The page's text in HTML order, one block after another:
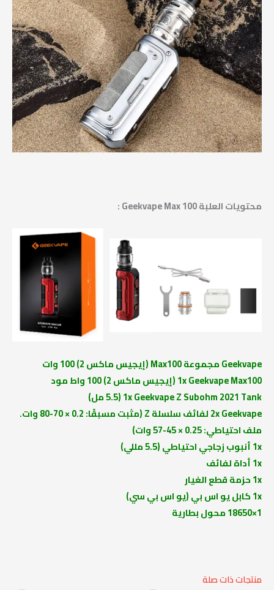
محتويات العلبة Geekvape Max 100 :
Geekvape مجموعة Max100 (إيجيس ماكس 2) 100 وات
1x Geekvape Max100 (إيجيس ماكس 2) 100 واط مود
1x Geekvape Z Subohm 2021 Tank (5.5 مل)
2x Geekvape لفائف سلسلة Z (مثبت مسبقًا: 0.2 × 70-80 وات.
ملف احتياطي: 0.25 × 45-57 وات)
1x أنبوب زجاجي احتياطي (5.5 مللي)
1x أداة لفائف
1x حزمة قطع الغيار
1x كابل يو اس بي (يو اس بي سي)
1×18650 محول بطارية
منتجات ذات صلة